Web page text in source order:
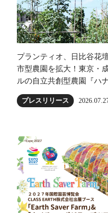
プランティオ、日比谷花
市型農園を拡大！東京・
ルの自立共創型農園『ハ
プレスリリース